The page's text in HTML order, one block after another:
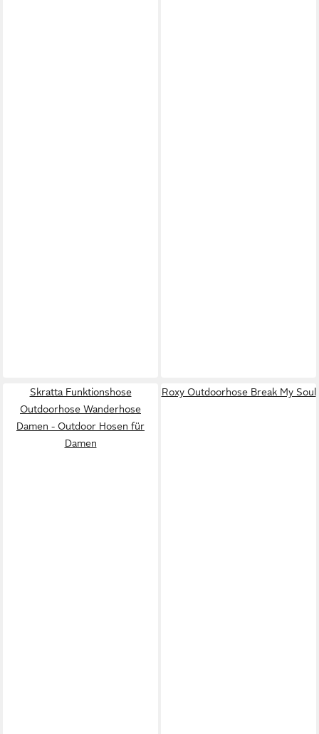
Skratta Funktionshose
Outdoorhose Wanderhose
Damen - Outdoor Hosen für
Damen
Roxy Outdoorhose Break My Soul